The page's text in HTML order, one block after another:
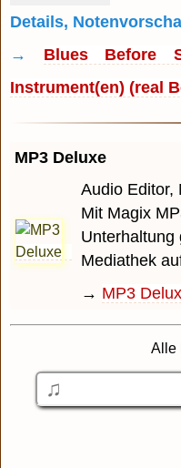
Details,
→ Blues Before
Instrument(en) (real
MP3 Deluxe
Audio Editor,
Mit Magix
Unterhaltung
Mediathek
→ MP3
Alle